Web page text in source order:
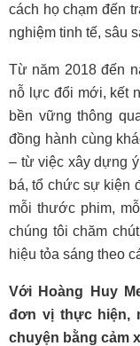
cách họ chạm đến
nghiệm tinh tế, sâu
Từ năm 2018 đến
nỗ lực đổi mới, kết
bền vững thông
đồng hành cùng
– từ việc xây dựng
bá, tổ chức sự kiện
mỗi thước phim,
chúng tôi chăm
hiệu tỏa sáng theo
Với Hoàng Huy
đơn vị thực hiện,
chuyện bằng cảm